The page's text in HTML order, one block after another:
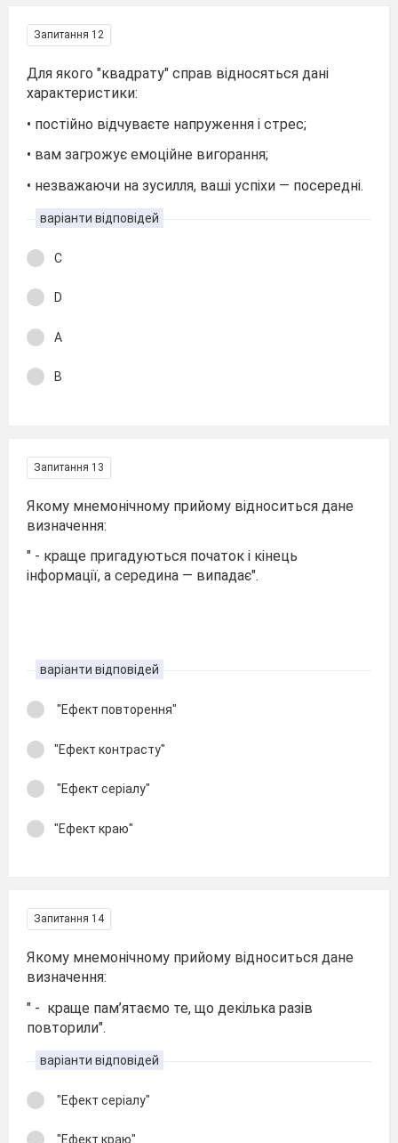
Запитання 12
Для якого "квадрату" справ відносяться дані
характеристики:
• постійно відчуваєте напруження і стрес;
• вам загрожує емоційне вигорання;
• незважаючи на зусилля, ваші успіхи — посередні.
варіанти відповідей
С
D
А
В
Запитання 13
Якому мнемонічному прийому відноситься дане
визначення:
" - краще пригадуються початок і кінець
інформації, а середина — випадає".
варіанти відповідей
"Ефект повторення"
"Ефект контрасту"
"Ефект серіалу"
"Ефект краю"
Запитання 14
Якому мнемонічному прийому відноситься дане
визначення:
" - краще пам’ятаємо те, що декілька разів
повторили".
варіанти відповідей
"Ефект серіалу"
"Ефект краю"